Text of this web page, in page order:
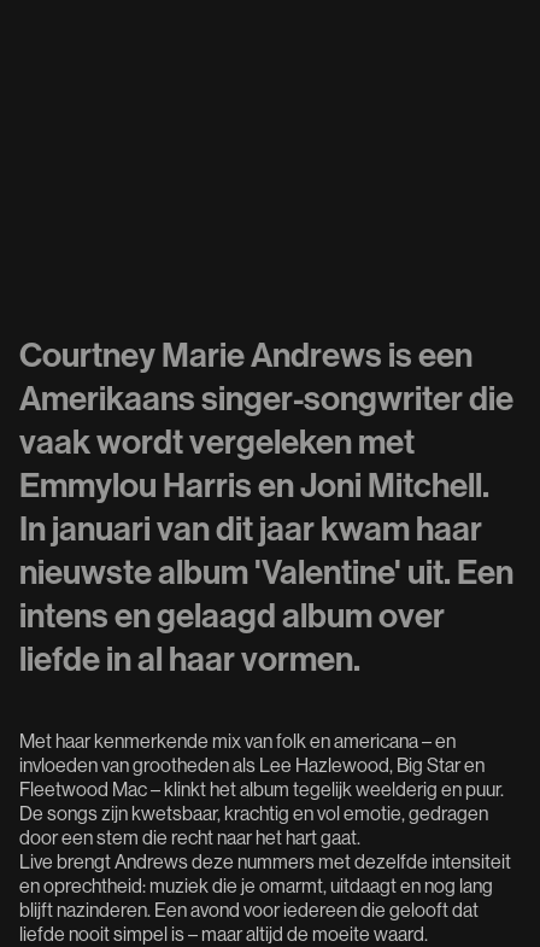
Courtney Marie Andrews is een
Amerikaans singer-songwriter die
vaak wordt vergeleken met
Emmylou Harris en Joni Mitchell.
In januari van dit jaar kwam haar
nieuwste album 'Valentine' uit. Een
intens en gelaagd album over
liefde in al haar vormen.
Met haar kenmerkende mix van folk en americana – en
invloeden van grootheden als Lee Hazlewood, Big Star en
Fleetwood Mac – klinkt het album tegelijk weelderig en puur.
De songs zijn kwetsbaar, krachtig en vol emotie, gedragen
door een stem die recht naar het hart gaat.
Live brengt Andrews deze nummers met dezelfde intensiteit
en oprechtheid: muziek die je omarmt, uitdaagt en nog lang
blijft nazinderen. Een avond voor iedereen die gelooft dat
liefde nooit simpel is – maar altijd de moeite waard.